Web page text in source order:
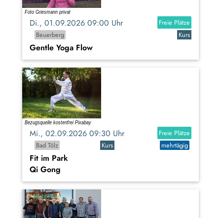
Di., 01.09.2026 09:00 Uhr
Freie Plätze
Beuerberg
Kurs
Gentle Yoga Flow
Mi., 02.09.2026 09:30 Uhr
Freie Plätze
Bad Tölz
Kurs mehrtägig
Fit im Park
Qi Gong